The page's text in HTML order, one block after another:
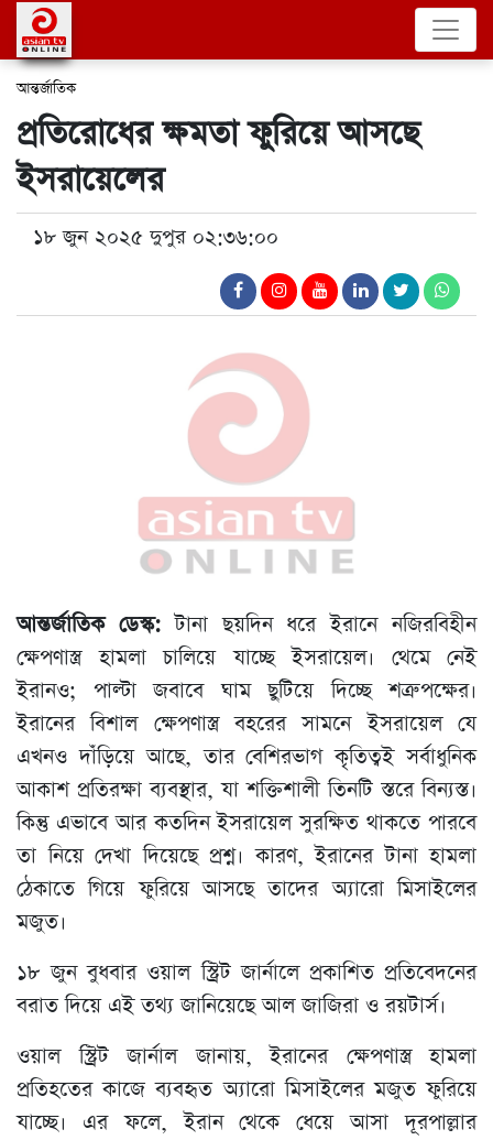
আন্তর্জাতিক
প্রতিরোধের ক্ষমতা ফুরিয়ে আসছে
ইসরায়েলের
১৮ জুন ২০২৫ দুপুর ০২:৩৬:০০
আন্তর্জাতিক ডেস্ক:টানা ছয়দিন ধরে ইরানে নজিরবিহীন
ক্ষেপণাস্ত্র হামলা চালিয়ে যাচ্ছে ইসরায়েল। থেমে নেই
ইরানও; পাল্টা জবাবে ঘাম ছুটিয়ে দিচ্ছে শত্রুপক্ষের।
ইরানের বিশাল ক্ষেপণাস্ত্র বহরের সামনে ইসরায়েল যে
এখনও দাঁড়িয়ে আছে, তার বেশিরভাগ কৃতিত্বই সর্বাধুনিক
আকাশ প্রতিরক্ষা ব্যবস্থার, যা শক্তিশালী তিনটি স্তরে বিন্যস্ত।
কিন্তু এভাবে আর কতদিন ইসরায়েল সুরক্ষিত থাকতে পারবে
তা নিয়ে দেখা দিয়েছে প্রশ্ন। কারণ, ইরানের টানা হামলা
ঠেকাতে গিয়ে ফুরিয়ে আসছে তাদের অ্যারো মিসাইলের
মজুত।
১৮ জুন বুধবার ওয়াল স্ট্রিট জার্নালে প্রকাশিত প্রতিবেদনের
বরাত দিয়ে এই তথ্য জানিয়েছে আল জাজিরা ও রয়টার্স।
ওয়াল স্ট্রিট জার্নাল জানায়, ইরানের ক্ষেপণাস্ত্র হামলা
প্রতিহতের কাজে ব্যবহৃত অ্যারো মিসাইলের মজুত ফুরিয়ে
যাচ্ছে। এর ফলে, ইরান থেকে ধেয়ে আসা দূরপাল্লার